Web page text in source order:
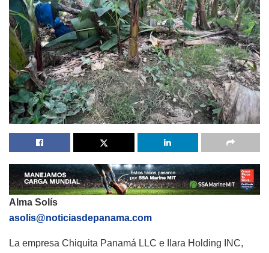
Alma Solís
asolis@noticiasdepanama.com
La empresa Chiquita Panamá LLC e Ilara Holding INC,